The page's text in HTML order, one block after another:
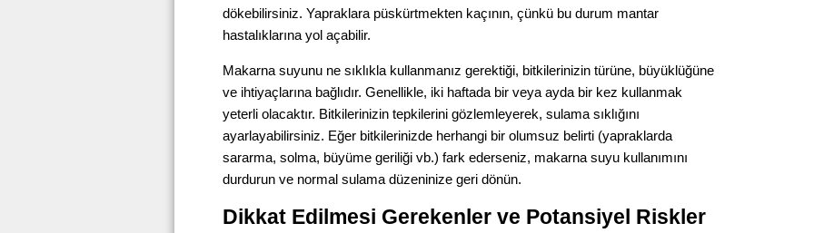
dökebilirsiniz. Yapraklara püskürtmekten kaçının, çünkü bu durum mantar
hastalıklarına yol açabilir.
Makarna suyunu ne sıklıkla kullanmanız gerektiği, bitkilerinizin türüne, büyüklüğüne
ve ihtiyaçlarına bağlıdır. Genellikle, iki haftada bir veya ayda bir kez kullanmak
yeterli olacaktır. Bitkilerinizin tepkilerini gözlemleyerek, sulama sıklığını
ayarlayabilirsiniz. Eğer bitkilerinizde herhangi bir olumsuz belirti (yapraklarda
sararma, solma, büyüme geriliği vb.) fark ederseniz, makarna suyu kullanımını
durdurun ve normal sulama düzeninize geri dönün.
Dikkat Edilmesi Gerekenler ve Potansiyel Riskler